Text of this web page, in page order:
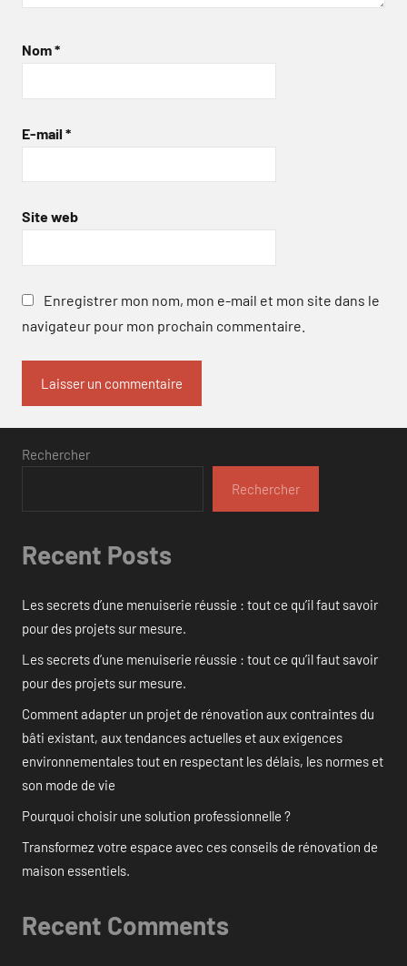
Nom*
E-mail *
Site web
Enregistrer mon nom, mon e-mail et mon site dans le
navigateur pour mon prochain commentaire.
Rechercher
Rechercher
Recent Posts
Les secrets d’une menuiserie réussie : tout ce qu’il faut savoir
pour des projets sur mesure.
Les secrets d’une menuiserie réussie : tout ce qu’il faut savoir
pour des projets sur mesure.
Comment adapter un projet de rénovation aux contraintes du
bâti existant, aux tendances actuelles et aux exigences
environnementales tout en respectant les délais, les normes et
son mode de vie
Pourquoi choisir une solution professionnelle ?
Transformez votre espace avec ces conseils de rénovation de
maison essentiels.
Recent Comments